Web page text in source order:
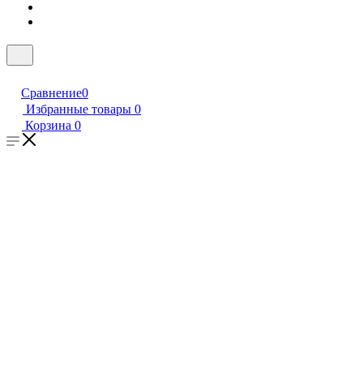
Сравнение0
Избранные товары 0
Корзина 0